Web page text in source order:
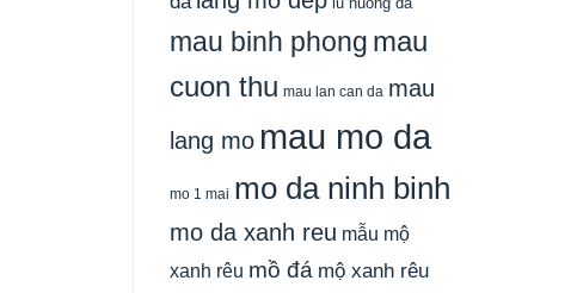
mau binh phong mau
cuon thu mau lan can da mau
lang mo mau mo da
mo 1 mai mo da ninh binh
mo da xanh reu mẫu mộ
xanh rêu mồ đá mộ xanh rêu